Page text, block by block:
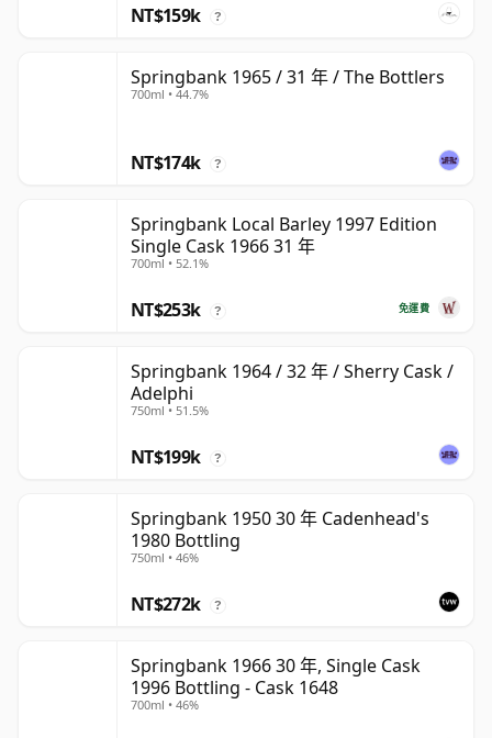
NT$159k ?
Springbank 1965 / 31 年 / The Bottlers
700ml • 44.7%
NT$174k ?
Springbank Local Barley 1997 Edition
Single Cask 1966 31 年
700ml • 52.1%
免運費
NT$253k ?
Springbank 1964 / 32 年 / Sherry Cask /
Adelphi
750ml • 51.5%
NT$199k ?
Springbank 1950 30 年 Cadenhead's
1980 Bottling
750ml • 46%
NT$272k ?
Springbank 1966 30 年, Single Cask
1996 Bottling - Cask 1648
700ml • 46%